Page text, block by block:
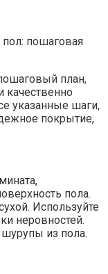
план,
указанные шаги,
покрытие,
пола.
Используйте
неровностей.
из пола.